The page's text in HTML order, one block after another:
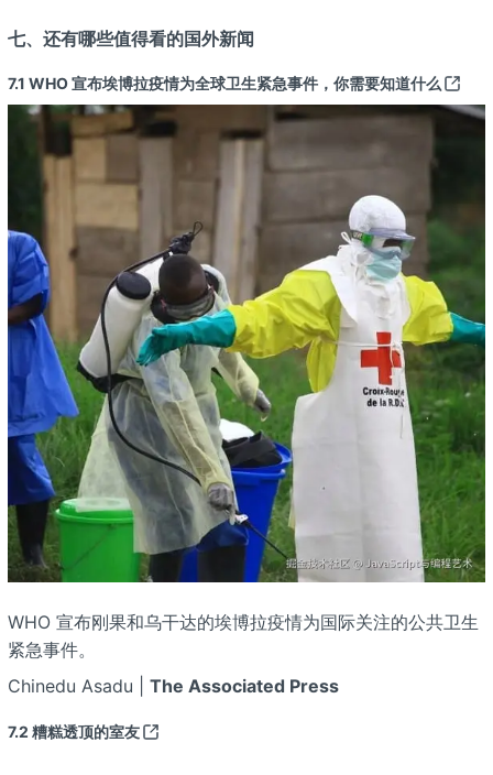
七、还有哪些值得看的国外新闻
7.1 WHO 宣布埃博拉疫情为全球卫生紧急事件，你需要知道什么
WHO 宣布刚果和乌干达的埃博拉疫情为国际关注的公共卫生
紧急事件。
Chinedu Asadu | The Associated Press
7.2 糟糕透顶的室友